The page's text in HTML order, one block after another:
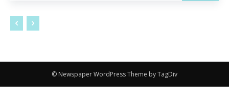
© Newspaper WordPress Theme by TagDiv